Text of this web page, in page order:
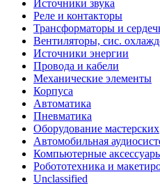
Источники звука
Реле и контакторы
Трансформаторы и
Вентиляторы, сис.
Источники энергии
Провода и кабели
Механические элементы
Корпуса
Автоматика
Пневматика
Оборудование мастерских
Автомобильная
Компьютерные
Робототехника и
Unclassified